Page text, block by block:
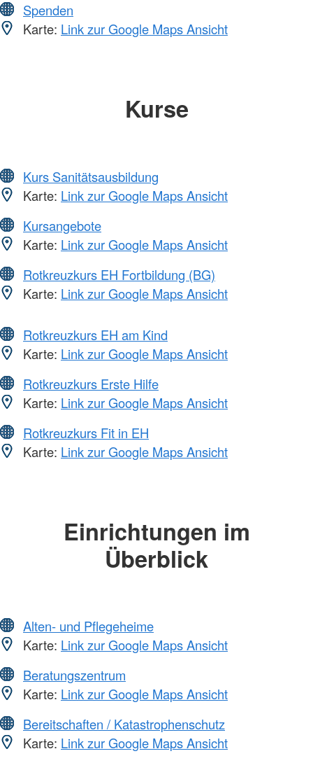
Spenden
Karte: Link zur Google Maps Ansicht
Kurse
Kurs Sanitätsausbildung
Karte: Link zur Google Maps Ansicht
Kursangebote
Karte: Link zur Google Maps Ansicht
Rotkreuzkurs EH Fortbildung (BG)
Karte: Link zur Google Maps Ansicht
Rotkreuzkurs EH am Kind
Karte: Link zur Google Maps Ansicht
Rotkreuzkurs Erste Hilfe
Karte: Link zur Google Maps Ansicht
Rotkreuzkurs Fit in EH
Karte: Link zur Google Maps Ansicht
Einrichtungen im
Überblick
Alten- und Pflegeheime
Karte: Link zur Google Maps Ansicht
Beratungszentrum
Karte: Link zur Google Maps Ansicht
Bereitschaften / Katastrophenschutz
Karte: Link zur Google Maps Ansicht